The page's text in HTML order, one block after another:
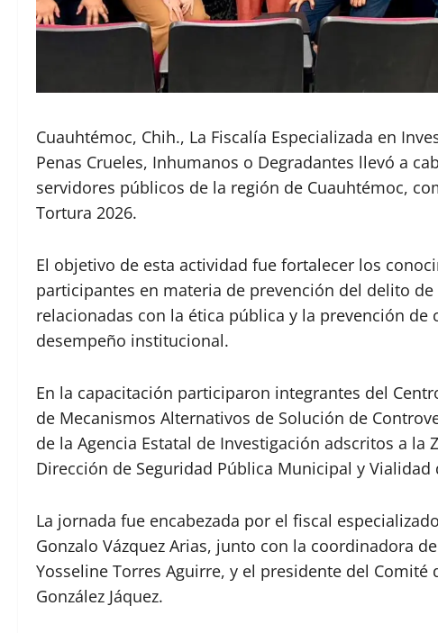
Cuauhtémoc, Chih., La Fiscalía Especializada en
Penas Crueles, Inhumanos o Degradantes llevó a
servidores públicos de la región de Cuauhtémoc,
Tortura 2026.
El objetivo de esta actividad fue fortalecer los
participantes en materia de prevención del delito
relacionadas con la ética pública y la prevención
desempeño institucional.
En la capacitación participaron integrantes del
de Mecanismos Alternativos de Solución de
de la Agencia Estatal de Investigación adscritos a
Dirección de Seguridad Pública Municipal y Vialidad
La jornada fue encabezada por el fiscal
Gonzalo Vázquez Arias, junto con la coordinadora
Yosseline Torres Aguirre, y el presidente del Comité
González Jáquez.